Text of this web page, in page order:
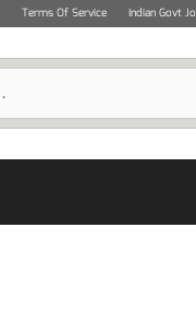
Terms Of Service Indian Govt